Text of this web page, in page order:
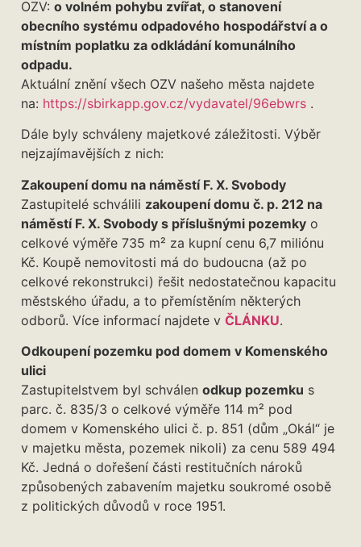
OZV: o volném pohybu zvířat, o stanovení
obecního systému odpadového hospodářství a o
místním poplatku za odkládání komunálního
odpadu.
Aktuální znění všech OZV našeho města najdete
na: https://sbirkapp.gov.cz/vydavatel/96ebwrs .
Dále byly schváleny majetkové záležitosti. Výběr
nejzajímavějších z nich:
Zakoupení domu na náměstí F. X. Svobody
Zastupitelé schválili zakoupení domu č. p. 212 na
náměstí F. X. Svobody s příslušnými pozemky o
celkové výměře 735 m² za kupní cenu 6,7 miliónu
Kč. Koupě nemovitosti má do budoucna (až po
celkové rekonstrukci) řešit nedostatečnou kapacitu
městského úřadu, a to přemístěním některých
odborů. Více informací najdete v ČLÁNKU.
Odkoupení pozemku pod domem v Komenského
ulici
Zastupitelstvem byl schválen odkup pozemku s
parc. č. 835/3 o celkové výměře 114 m² pod
domem v Komenského ulici č. p. 851 (dům „Okál“ je
v majetku města, pozemek nikoli) za cenu 589 494
Kč. Jedná o dořešení části restitučních nároků
způsobených zabavením majetku soukromé osobě
z politických důvodů v roce 1951.